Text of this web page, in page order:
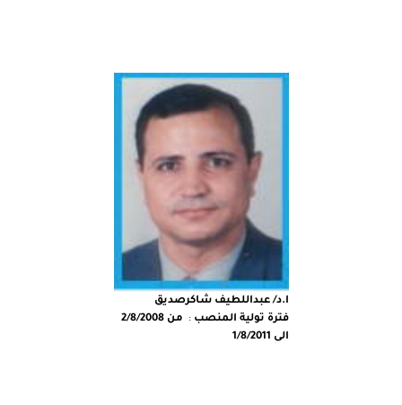
ا.د/ عبداللطيف شاكرصديق
فترة تولية المنصب :
من 2/8/2008
الى 1/8/2011